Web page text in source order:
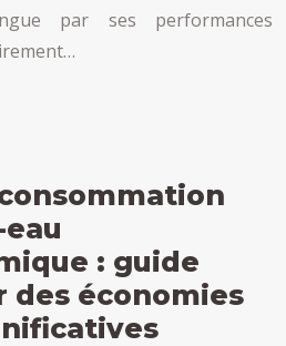
par ses performances
: guide
des économies